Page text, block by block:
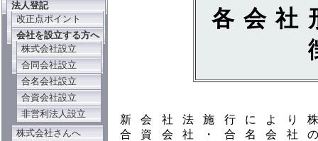
法人登記
改正点ポイント
会社を設立する方へ
株式会社設立
合同会社設立
合名会社設立
合資会社設立
非営利法人設立
株式会社さんへ
各会社
新会社法施行により
合資会社・合名会社